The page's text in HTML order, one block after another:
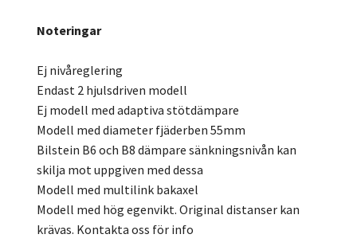
Noteringar
Ej nivåreglering
Endast 2 hjulsdriven modell
Ej modell med adaptiva stötdämpare
Modell med diameter fjäderben 55mm
Bilstein B6 och B8 dämpare sänkningsnivån kan
skilja mot uppgiven med dessa
Modell med multilink bakaxel
Modell med hög egenvikt. Original distanser kan
krävas. Kontakta oss för info